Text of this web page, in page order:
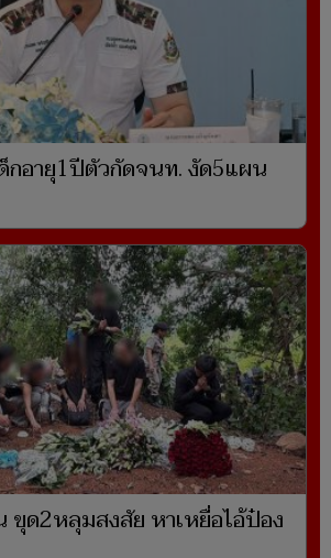
กอายุ1ปีตัวกัดจนท. งัด5แผน
ขุด2หลุมสงสัย หาเหยื่อไอ้ป๋อง